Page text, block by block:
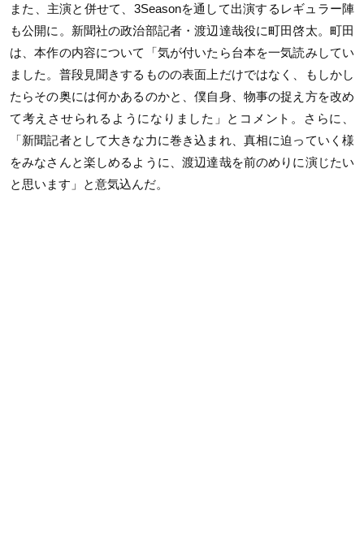
また、主演と併せて、 3Seasonを通して出演するレギュラー陣
も公開に。新聞社の政治部記者・渡辺達哉役に町田啓太。町田
は、本作の内容について「気が付いたら台本を一気読みしてい
ました。普段見聞きするものの表面上だけではなく、もしかし
たらその奥には何かあるのかと、僕自身、物事の捉え方を改め
て考えさせられるようになりました」とコメント。さらに、
「新聞記者として大きな力に巻き込まれ、真相に迫っていく様
をみなさんと楽しめるように、渡辺達哉を前のめりに演じたい
と思います」と意気込んだ。